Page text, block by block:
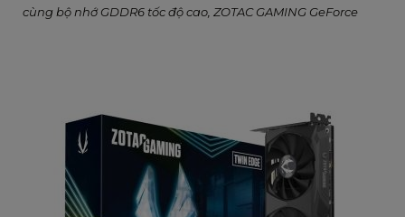
cùng bộ nhớ GDDR6 tốc độ cao, ZOTAC GAMING GeForce